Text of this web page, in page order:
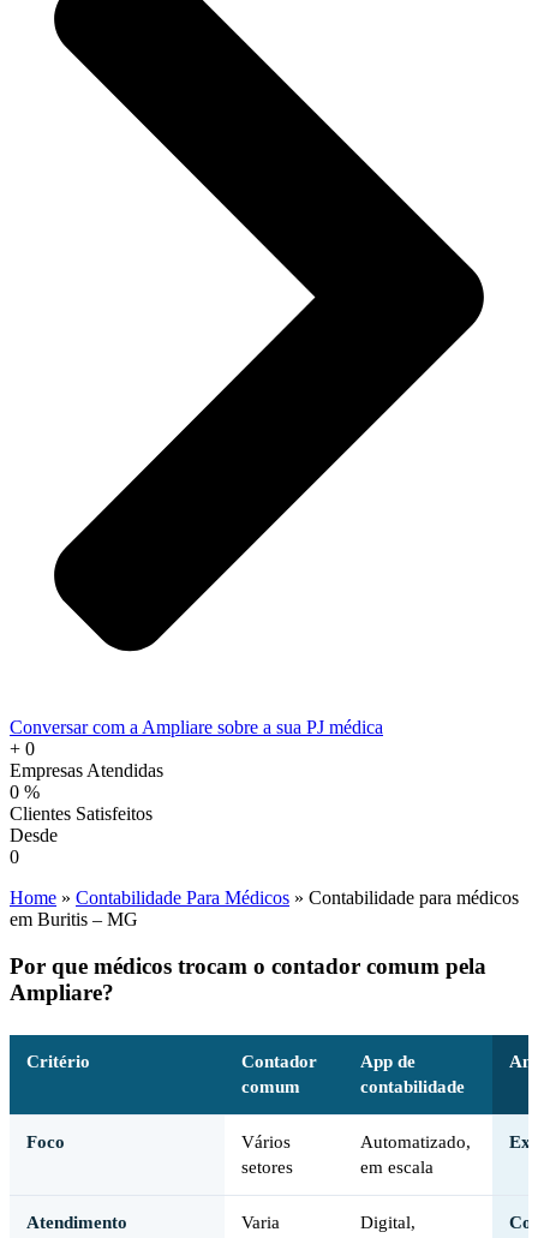
Conversar com a Ampliare sobre a sua PJ médica
+ 0
Empresas Atendidas
0 %
Clientes Satisfeitos
Desde
0
Home » Contabilidade Para Médicos » Contabilidade para médicos
em Buritis – MG
Por que médicos trocam o contador comum pela
Ampliare?
Critério
Contador
comum
App de
contabilidade
Foco
Vários
setores
Automatizado,
em escala
Atendimento Varia
Digital,